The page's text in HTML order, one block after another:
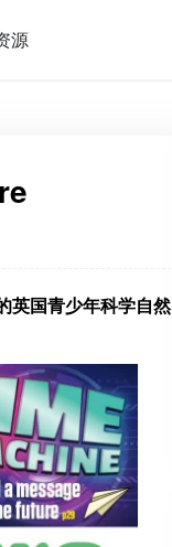
源
英国青少年科学自然